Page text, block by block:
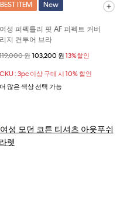
BEST ITEM New
여성 퍼펙틀리 핏 AF 퍼펙트 커버
리지 컨투어 브라
할인 전 가격
119,000 원할인된 가격
103,200 원 13%할인
CKU : 3pc 이상 구매 시 10% 할인
더 많은 색상 선택 가능